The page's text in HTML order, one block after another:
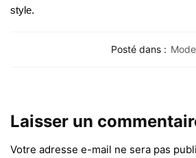
style.
Posté dans : Mode
Laisser un
Votre adresse e-mail ne sera pas